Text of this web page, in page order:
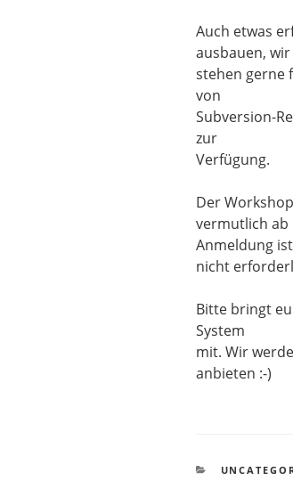
Auch etwas
ausbauen, wir
stehen gerne
von
Subversion-
zur
Verfügung.
Der
vermutlich ab
Anmeldung ist
nicht
Bitte bringt
System
mit. Wir
anbieten :-)